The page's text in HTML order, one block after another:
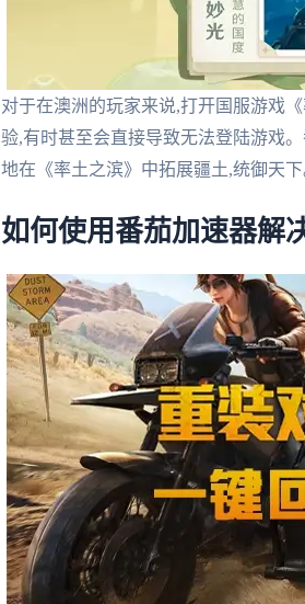
对于在澳洲的玩家来说,打开国服游戏
验,有时甚至会直接导致无法登陆游戏
地在《率土之滨》中拓展疆土,统御天下
如何使用番茄加速器解